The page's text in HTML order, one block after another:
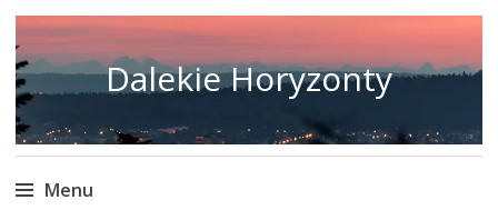
Dalekie Horyzonty
Menu